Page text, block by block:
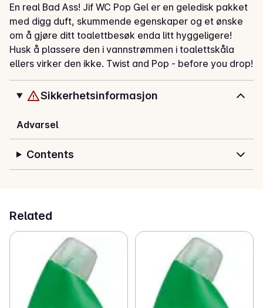
En real Bad Ass! Jif WC Pop Gel er en geledisk pakket
med digg duft, skummende egenskaper og et ønske
om å gjøre ditt toalettbesøk enda litt hyggeligere!
Husk å plassere den i vannstrømmen i toalettskåla
ellers virker den ikke. Twist and Pop - before you drop!
Sikkerhetsinformasjon
Advarsel
Contents
Related